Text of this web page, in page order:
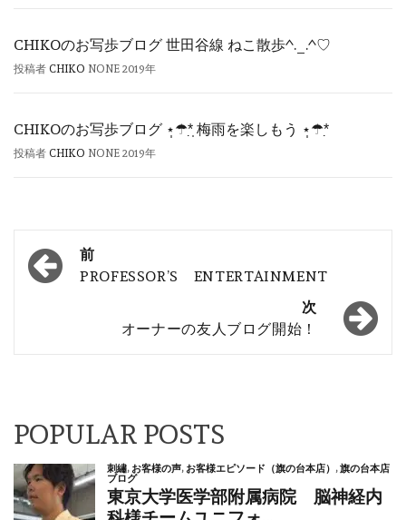
CHIKOのお写歩ブログ 世田谷線 ねこ散歩^._.^♡
投稿者 CHIKO NONE 2019年
CHIKOのお写歩ブログ ⋆̩☂︎*̣̩ 梅雨を楽しもう ⋆̩☂︎*̣
投稿者 CHIKO NONE 2019年
投
稿
シ
ョ
ン
前
PROFESSOR’S ENTERTAINMENT
次
オーナーの友人ブログ開始！
POPULAR POSTS